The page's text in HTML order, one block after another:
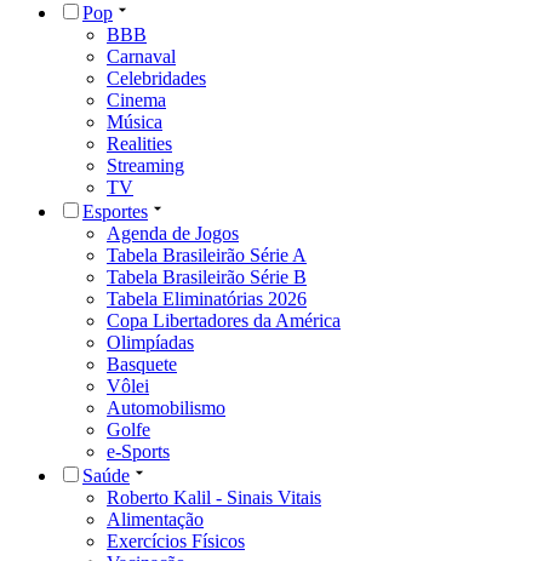
Pop
BBB
Carnaval
Celebridades
Cinema
Música
Realities
Streaming
TV
Esportes
Agenda de Jogos
Tabela Brasileirão Série A
Tabela Brasileirão Série B
Tabela Eliminatórias 2026
Copa Libertadores da América
Olimpíadas
Basquete
Vôlei
Automobilismo
Golfe
e-Sports
Saúde
Roberto Kalil - Sinais Vitais
Alimentação
Exercícios Físicos